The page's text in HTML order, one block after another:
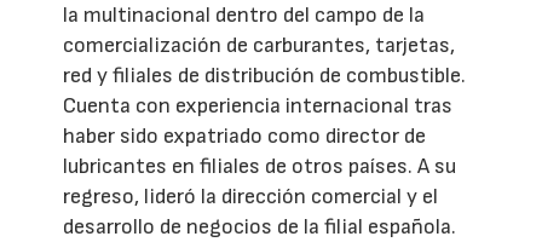
la multinacional dentro del campo de la
comercialización de carburantes, tarjetas,
red y filiales de distribución de combustible.
Cuenta con experiencia internacional tras
haber sido expatriado como director de
lubricantes en filiales de otros países. A su
regreso, lideró la dirección comercial y el
desarrollo de negocios de la filial española.